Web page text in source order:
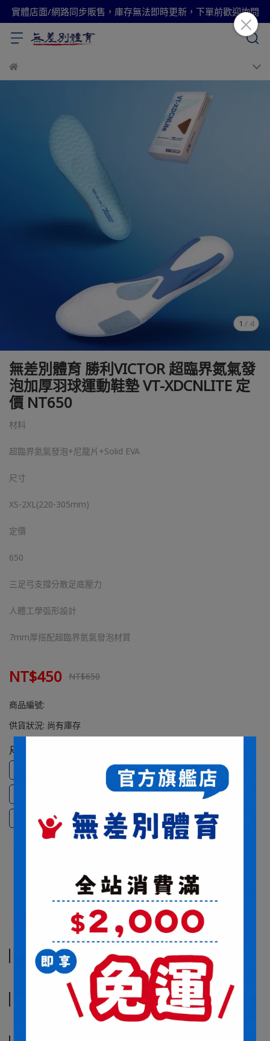
實體店面/網路同步販售，庫存無法即時更新，下單前歡迎詢問
1 / 4
無差別體育 勝利VICTOR 超臨界氮氣發
泡加厚羽球運動鞋墊 VT-XDCNLITE 定
價 NT650
材料
超臨界氮氣發泡+尼龍片+Solid EVA
尺寸
XS-2XL(220-305mm)
定價
650
三足弓支撐分散足底壓力
人體工學弧形設計
7mm厚搭配超臨界氮氣發泡材質
NT$450 NT$650
商品編號:
供貨狀況: 尚有庫存
尺寸
S(23.5~24.5CM)
L(26.5~27.5CM)
XL(28~29CM)
XXL(29.5~30.5CM)
規格說明
商品介紹